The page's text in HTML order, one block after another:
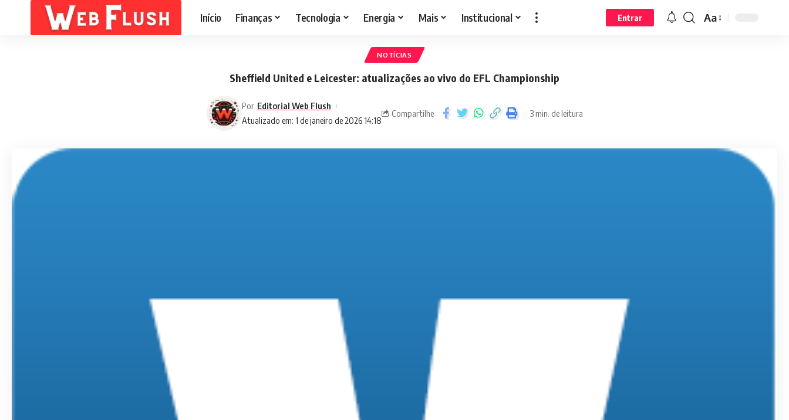
Início Finanças Tecnologia Energia Mais Institucional Entrar Aa
NOTÍCIAS
Sheffield United e Leicester: atualizações ao vivo do EFL Championship
Atualizado em: 1 de janeiro de 2026 14:18
Por Editorial Web Flush
Compartilhe 3 min. de leitura